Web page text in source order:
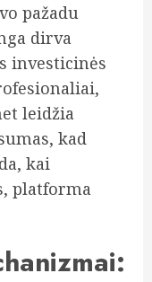
pažadu
dirva
investicinės
leidžia
kad
kai
platforma